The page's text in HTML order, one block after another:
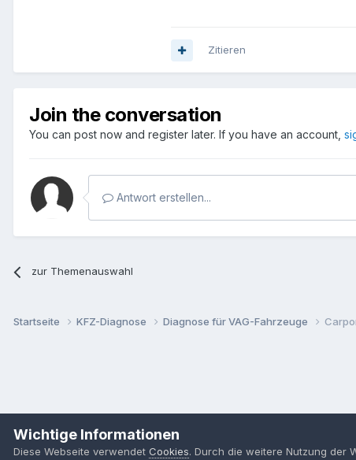
Zitieren
Join the conversation
You can post now and register later. If you have an account,
Antwort erstellen...
zur Themenauswahl
Startseite KFZ-Diagnose Diagnose für VAG-Fahrzeuge
Wichtige Informationen
Diese Webseite verwendet Cookies. Durch die weitere Nutzung der